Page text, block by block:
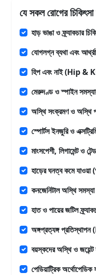
যে সকল রোগের
হাড় ভাঙা ও ফ্র্যাকচার
যোগলগ্ন ব্যথা এবং
হিপ এবং নাই (Hip &
মেরুদণ্ড ও স্পাইন
অস্থি সংক্রমণ ও অস্থি
স্পোর্টস ইনজুরি ও
মাংসপেশী, লিগামেন্ট ও
হাড়ের ঘনত্ব কমে যাওয়া
কনজেনিটাল অস্থি
হাত ও পায়ের জটিল
অঙ্গপ্রত্যঙ্গ
বয়স্কদের অস্থি ও জয়েন্ট
পেডিয়াট্রিক অর্থোপেডিক